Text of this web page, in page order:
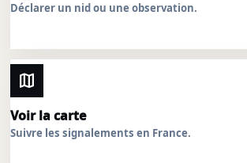
Déclarer un nid ou une observation.
map
Voir la carte
Suivre les signalements en France.